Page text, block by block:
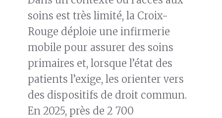
soins est très limité, la Croix-
Rouge déploie une infirmerie
mobile pour assurer des soins
primaires et, lorsque l’état des
patients l’exige, les orienter vers
des dispositifs de droit commun.
En 2025, près de 2 700